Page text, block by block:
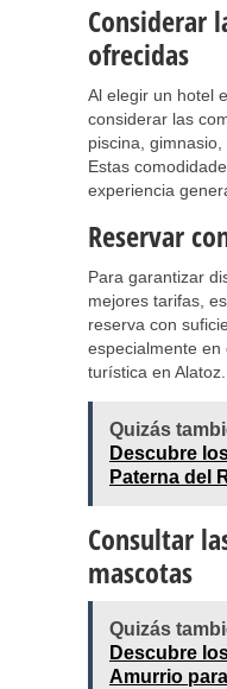
Considerar
ofrecidas
Al elegir un hotel
considerar las
piscina, gimnasio,
Estas
experiencia
Reservar
Para garantizar
mejores tarifas,
reserva con
especialmente en
turística en Alatoz.
Quizás
Descubre
Paterna del
Consultar
mascotas
Quizás
Descubre
Amurrio